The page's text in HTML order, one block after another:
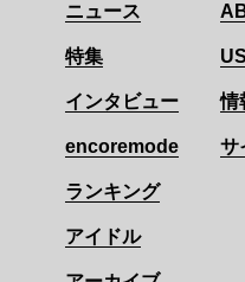
ニュース
特集
インタビュー
encoremode
ランキング
アイドル
情
サ